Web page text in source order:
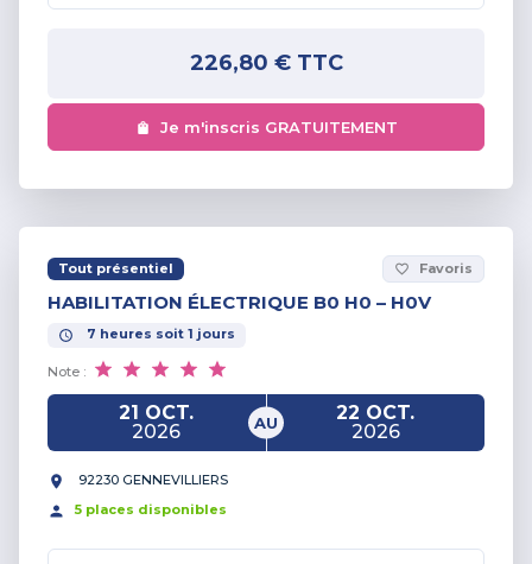
226,80 €TTC
Je m'inscris GRATUITEMENT
Tout présentiel favorite_border Favoris
HABILITATION ÉLECTRIQUE B0 H0 – H0V
7 heures soit 1 jours
Note :
21 OCT.
2026
AU
22 OCT.
2026
92230 GENNEVILLIERS
5 places disponibles